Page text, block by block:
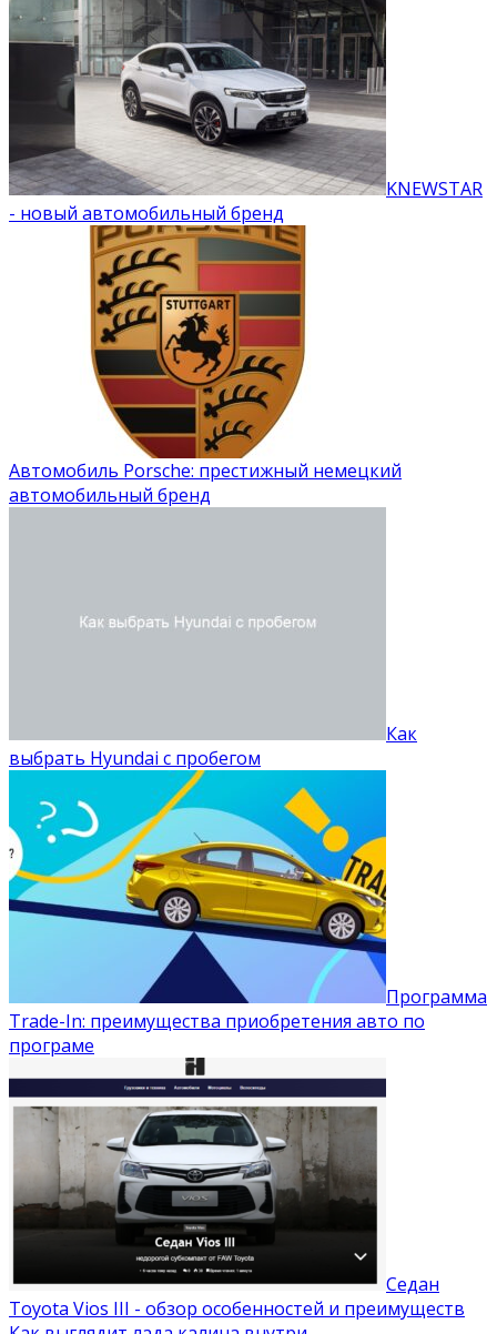
KNEWSTAR
- новый автомобильный бренд
Автомобиль Porsche: престижный немецкий
автомобильный бренд
Как
выбрать Hyundai с пробегом
Программа
Trade-In: преимущества приобретения авто по
програме
Седан
Toyota Vios III - обзор особенностей и преимуществ